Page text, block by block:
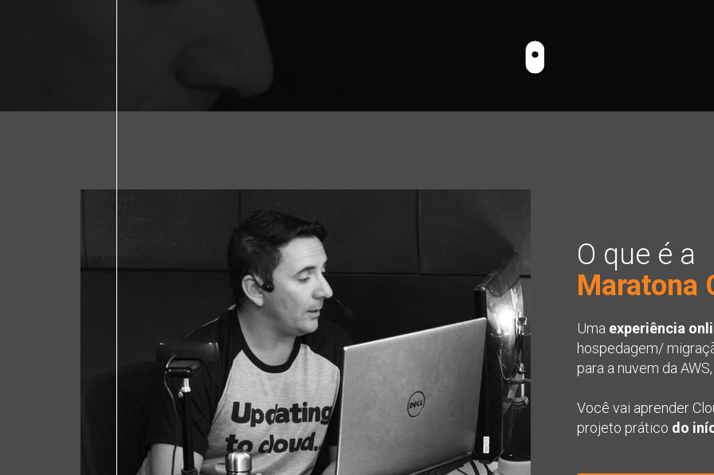
O que é a
Maratona
Uma experiência
hospedagem/
para a nuvem da AWS,
Você vai aprender
projeto prático do